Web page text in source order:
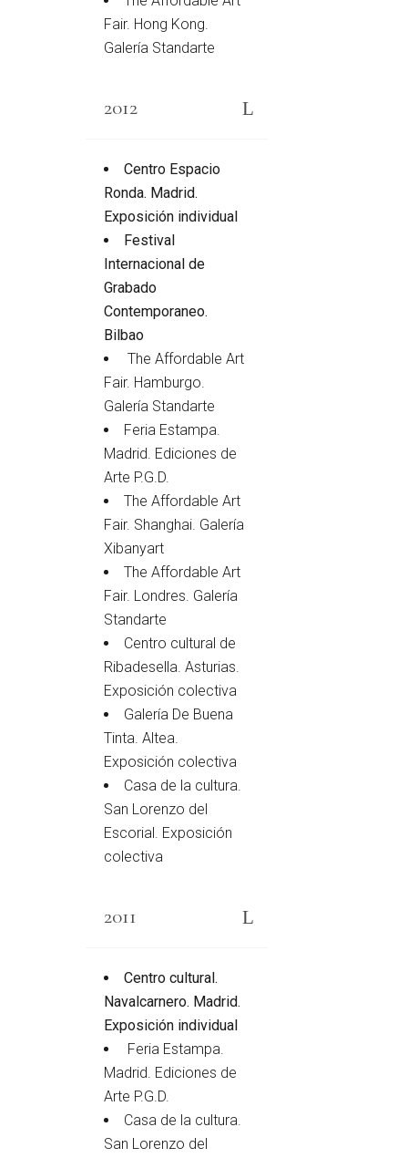
Fair. Hong Kong.
Galería Standarte
2012
Centro Espacio
Ronda. Madrid.
Exposición individual
Festival
Internacional de
Grabado
Contemporaneo.
Bilbao
The Affordable Art
Fair. Hamburgo.
Galería Standarte
Feria Estampa.
Madrid. Ediciones de
Arte P.G.D.
The Affordable Art
Fair. Shanghai. Galería
Xibanyart
The Affordable Art
Fair. Londres. Galería
Standarte
Centro cultural de
Ribadesella. Asturias.
Exposición colectiva
Galería De Buena
Tinta. Altea.
Exposición colectiva
Casa de la cultura.
San Lorenzo del
Escorial. Exposición
colectiva
2011
Centro cultural.
Navalcarnero. Madrid.
Exposición individual
Feria Estampa.
Madrid. Ediciones de
Arte P.G.D.
Casa de la cultura.
San Lorenzo del